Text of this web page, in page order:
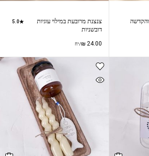
והקדשה
צנצנת מרובעת במילוי עוגיות
דובשניות
5.0
₪24.00 /יח